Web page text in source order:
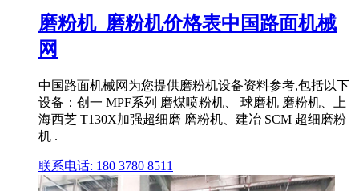
磨粉机_磨粉机价格表中国路面机械
网
中国路面机械网为您提供磨粉机设备资料参考,包括以下
设备：创一 MPF系列 磨煤喷粉机、 球磨机 磨粉机、上
海西芝 T130X加强超细磨 磨粉机、建冶 SCM 超细磨粉
机 .
联系电话: 180 3780 8511